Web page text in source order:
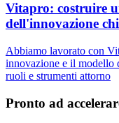
Vitapro: costruire
dell'innovazione
Abbiamo lavorato con
innovazione e il modello
ruoli e strumenti attorno
Pronto ad